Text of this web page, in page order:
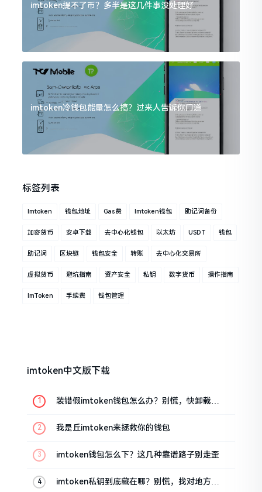
imtoken提不了币？多半是这几件事没处理好
imtoken冷钱包能量怎么搞？过来人告诉你门道
标签列表
Imtoken 钱包地址 Gas费 Imtoken钱包 助记词备份
加密货币 安卓下载 去中心化钱包 以太坊 USDT 钱包
助记词 区块链 钱包安全 转账 去中心化交易所
虚拟货币 避坑指南 资产安全 私钥 数字货币 操作指南
ImToken 手续费 钱包管理
imtoken中文版下载
装错假imtoken钱包怎么办？别慌，快卸载，
我是丘imtoken来拯救你的钱包
imtoken钱包怎么下？这几种靠谱路子别走歪
imtoken私钥到底藏在哪？别慌，找对地方才